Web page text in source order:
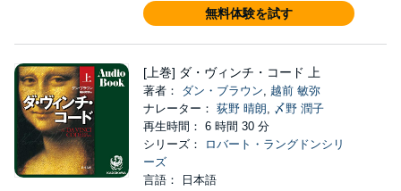
無料体験を試す
[上巻] ダ・ヴィンチ・コード 上
著者： ダン・ブラウン, 越前 敏弥
ナレーター： 荻野 晴朗, 〆野 潤子
再生時間： 6 時間 30 分
シリーズ：
ロバート・ラングドンシリ
ーズ
言語： 日本語